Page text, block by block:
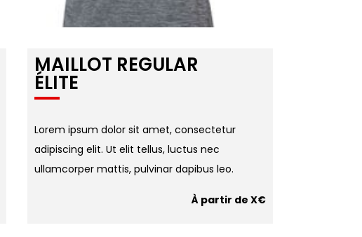
MAILLOT REGULAR
ÉLITE
Lorem ipsum dolor sit amet, consectetur
adipiscing elit. Ut elit tellus, luctus nec
ullamcorper mattis, pulvinar dapibus leo.
À partir de X€